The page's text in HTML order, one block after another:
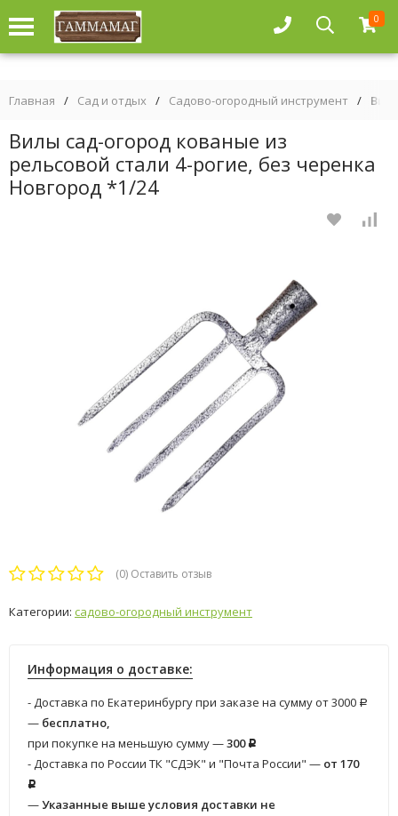
0
Главная / Сад и отдых / Садово-огородный инструмент /
Вилы сад-огород кованые из
рельсовой стали 4-рогие, без черенка
Новгород *1/24
(0) Оставить отзыв
Категории: садово-огородный инструмент
Информация о доставке:
- Доставка по Екатеринбургу при заказе на сумму от 3000 Р
— бесплатно,
при покупке на меньшую сумму —300 Р
- Доставка по России ТК "СДЭК" и "Почта России" — от 170
Р
—Указанные выше условия доставки не